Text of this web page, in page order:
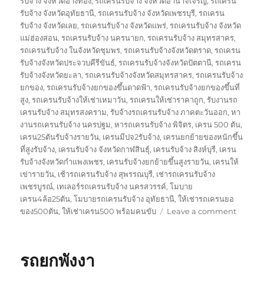
รับจ้าง จังหวัดอุทัยธานี,รถเครนรับจ้าง จังหวัดเพชรบุรี,รถเครน
รับจ้าง จังหวัดเลย,รถเครนรับจ้าง จังหวัดแพร่,รถเครนรับจ้าง จังหวัด
แม่ฮ่องสอน,รถเครนรับจ้าง นครนายก,รถเครนรับจ้าง สมุทรสาคร,
รถเครนรับจ้าง ในจังหวัดชุมพร,รถเครนรับจ้างจังหวัดตราด,รถเครน
รับจ้างจังหวัดประจวบคีรีขันธ์,รถเครนรับจ้างจังหวัดปัตตานี,รถเครน
รับจ้างจังหวัดยะลา,รถเครนรับจ้างจังหวัดสมุทรสาคร,รถเครนรับจ้าง
ยกของ,รถเครนรับจ้างยกของขึ้นดาดฟ้า,รถเครนรับจ้างยกของขึ้นที่
สูง,รถเครนรับจ้างให้เช่าเหมาวัน,รถเครนให้เช่าราคาถูก,รับงานรถ
เครนรับจ้าง สมุทรสงคราม,รับจ้างรถเครนรับจ้าง ภาคตะวันออก,หา
งานรถเครนรับจ้าง นครปฐม,หารถเครนรับจ้าง พิจิตร, เครน 500 ตัน,
เครน25ตันรับจ้างรายวัน, เครนมีปจ2รับจ้าง, เครนยกย้ายของหนักขึ้น
ที่สูงรับจ้าง, เครนรับจ้าง จังหวัดกาฬสินธุ์, เครนรับจ้าง สิงห์บุรี, เครน
รับจ้างจังหวัดกำแพงเพชร, เครนรับจ้างยกย้ายขึ้นสูงรายวัน, เครนให้
เข่ารายวัน, เช้ารถเครนรับจ้าง สุพรรณบุรี, เช่ารถเครนรับจ้าง
เพชรบูรณ์, เทเลอร์รถเครนรับจ้าง นครสวรรค์,โมบาย
เครน4ล้อ25ตัน,โมบายรถเครนรับจ้าง อุทัยธานี,ให้เช่ารถเครนยอ
ของ500ตัน,ให้เช่าเครน500 พร้อมคนขับ Leave a commenton
รถยกพังงา